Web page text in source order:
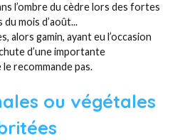
l’ombre du cèdre lors des fortes
du mois d’août...
alors gamin, ayant eu l’occasion
d’une importante
le recommande pas.
ou végétales